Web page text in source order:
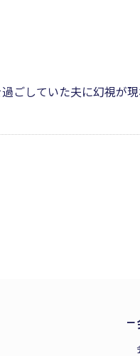
ごしていた夫に幻視が
のそばに寄り添い続け
ってきても、忘れず伝